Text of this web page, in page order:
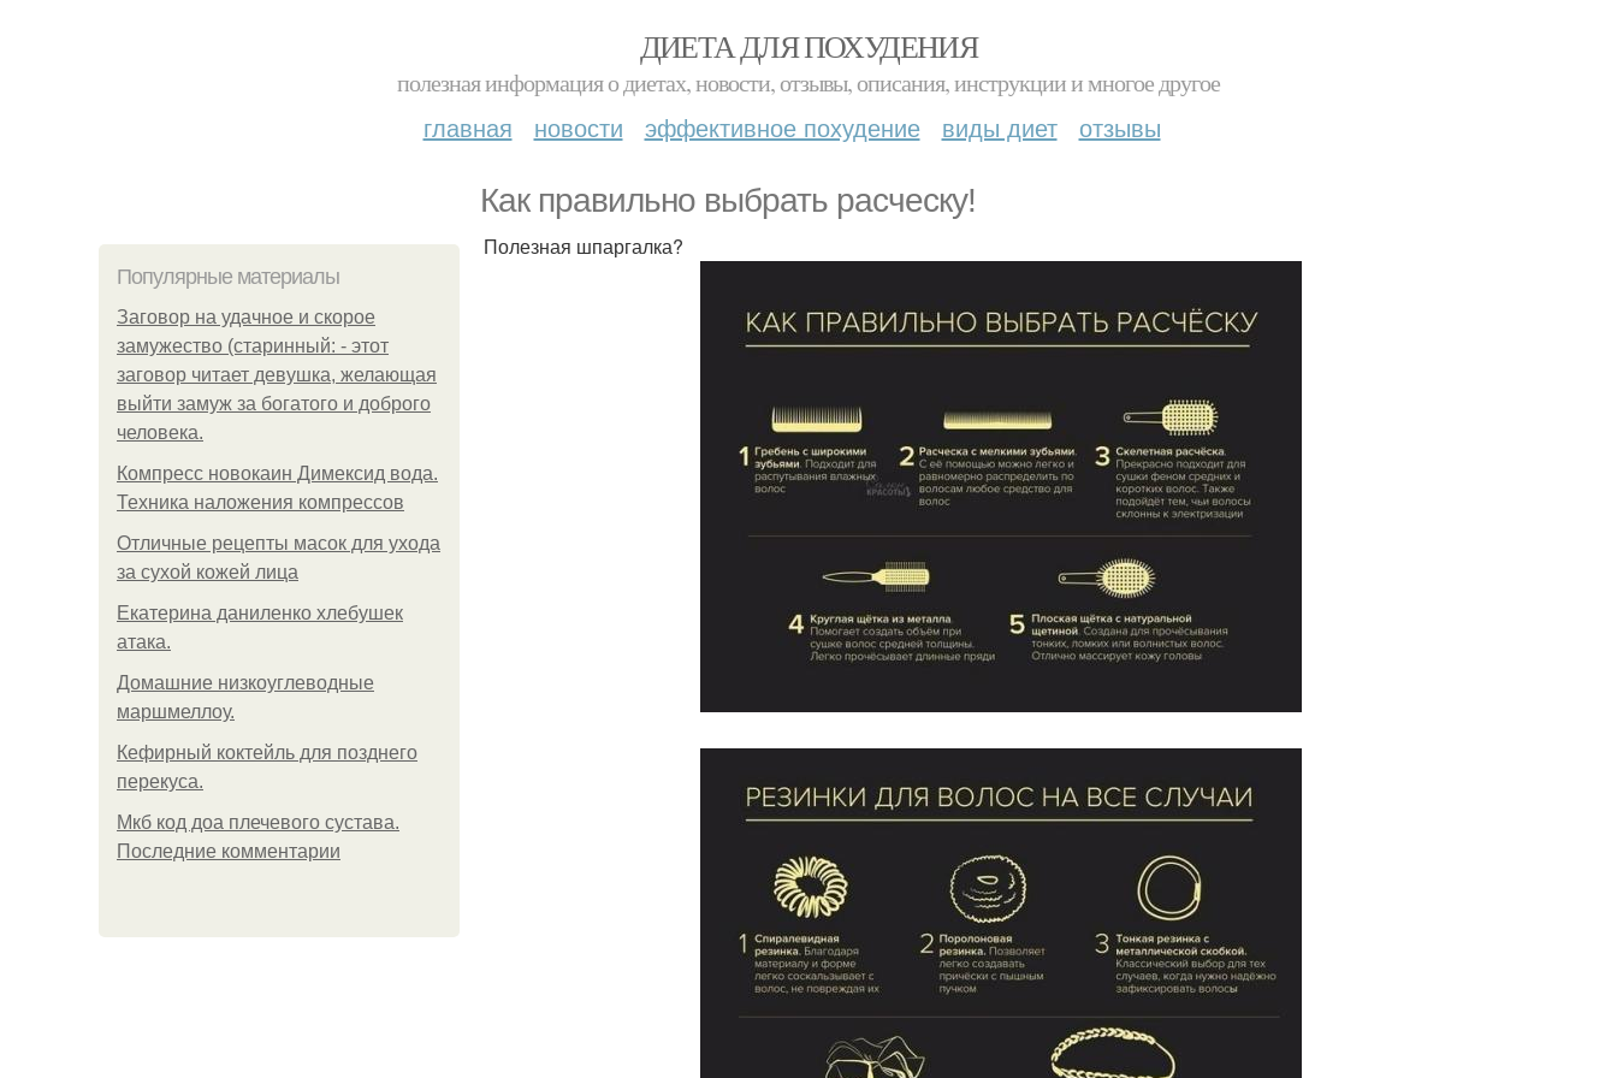
ДИЕТА ДЛЯ ПОХУДЕНИЯ
полезная информация о диетах, новости, отзывы, описания, инструкции и многое другое
главная новости эффективное похудение виды диет отзывы
Как правильно выбрать расческу!
Популярные материалы
Заговор на удачное и скорое
замужество (старинный: - этот
заговор читает девушка, желающая
выйти замуж за богатого и доброго
человека.
Компресс новокаин Димексид вода.
Техника наложения компрессов
Отличные рецепты масок для ухода
за сухой кожей лица
Екатерина даниленко хлебушек
атака.
Домашние низкоуглеводные
маршмеллоу.
Кефирный коктейль для позднего
перекуса.
Мкб код доа плечевого сустава.
Последние комментарии
Полезная шпаргалка?